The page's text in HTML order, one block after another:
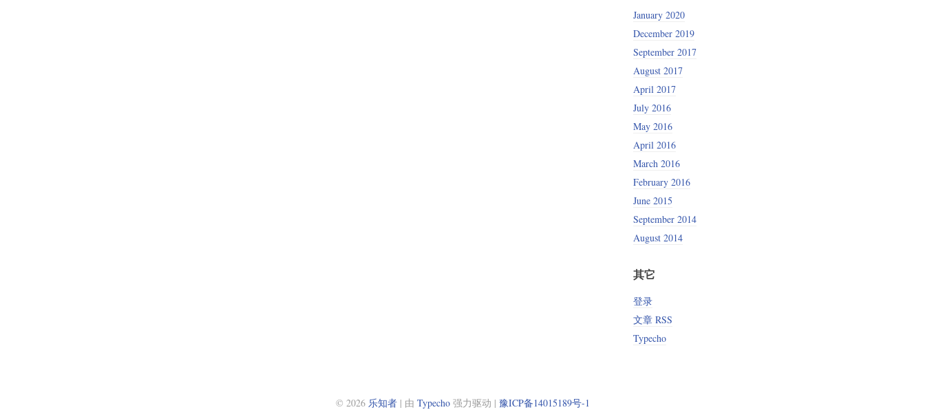
January 2020
December 2019
September 2017
August 2017
April 2017
July 2016
May 2016
April 2016
March 2016
February 2016
June 2015
September 2014
August 2014
其它
登录
文章 RSS
Typecho
© 2026 乐知者| 由 Typecho强力驱动 | 豫ICP备14015189号-1